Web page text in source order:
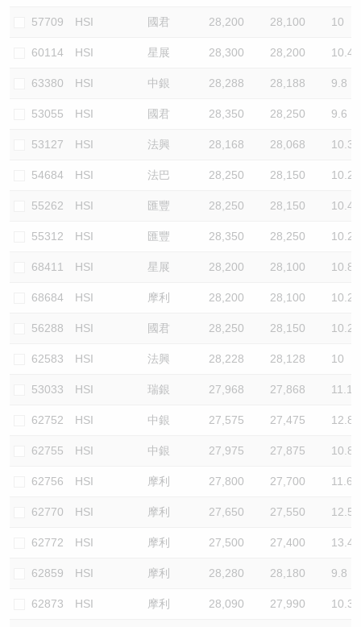
57709 HSI 國君 28,200 28,100 10
60114 HSI 星展 28,300 28,200 10.4
63380 HSI 中銀 28,288 28,188 9.8
53055 HSI 國君 28,350 28,250 9.6
53127 HSI 法興 28,168 28,068 10.3
54684 HSI 法巴 28,250 28,150 10.2
55262 HSI 匯豐 28,250 28,150 10.4
55312 HSI 匯豐 28,350 28,250 10.2
68411 HSI 星展 28,200 28,100 10.8
68684 HSI 摩利 28,200 28,100 10.2
56288 HSI 國君 28,250 28,150 10.2
62583 HSI 法興 28,228 28,128 10
53033 HSI 瑞銀 27,968 27,868 11.1
62752 HSI 中銀 27,575 27,475 12.8
62755 HSI 中銀 27,975 27,875 10.8
62756 HSI 摩利 27,800 27,700 11.6
62770 HSI 摩利 27,650 27,550 12.5
62772 HSI 摩利 27,500 27,400 13.4
62859 HSI 摩利 28,280 28,180 9.8
62873 HSI 摩利 28,090 27,990 10.3